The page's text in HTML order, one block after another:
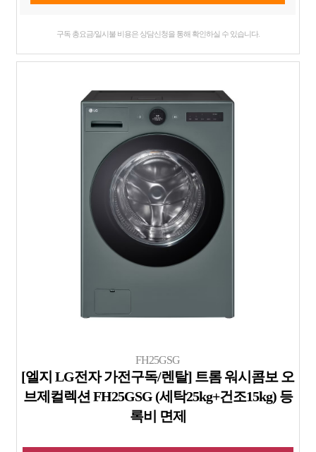
구독 총요금/일시불 비용은 상담신청을 통해 확인하실 수 있습니다.
FH25GSG
[엘지 LG전자 가전구독/렌탈] 트롬 워시콤보 오
브제컬렉션 FH25GSG (세탁25kg+건조15kg) 등
록비 면제